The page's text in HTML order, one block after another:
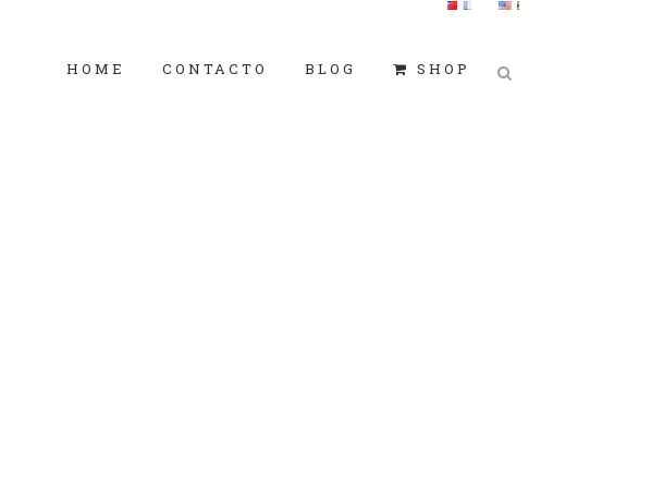
HOME CONTACTO BLOG SHOP